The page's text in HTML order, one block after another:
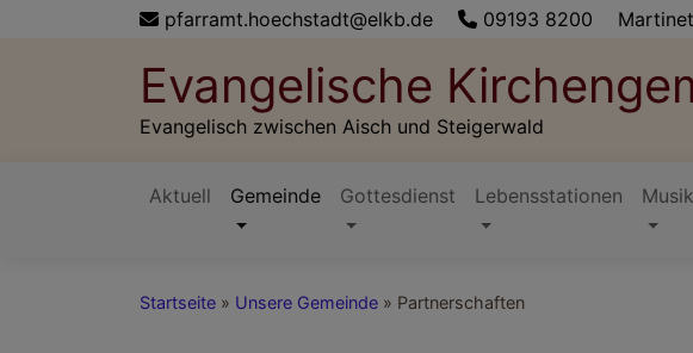
pfarramt.hoechstadt@elkb.de 09193 8200
Evangelische
Evangelisch zwischen Aisch und Steigerwald
Hauptnavigation
Aktuell Gemeinde Gottesdienst Lebensstationen Musik
Startseite Unsere Gemeinde Partnerschaften